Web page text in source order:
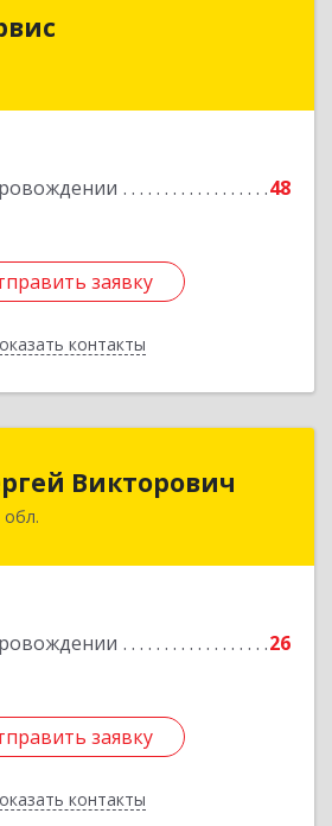
48
заявку
контакты
заявку
Назад
Викторович
обл.
26
заявку
контакты
Сергей Викторович
обл, Советск г, Дружбы ул,
заявку
Назад